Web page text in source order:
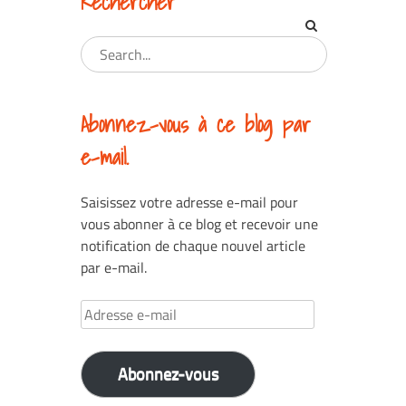
Abonnez-vous à ce blog par
e-mail.
Saisissez votre adresse e-mail pour
vous abonner à ce blog et recevoir une
notification de chaque nouvel article
par e-mail.
Adresse
e-
mail
Abonnez-vous